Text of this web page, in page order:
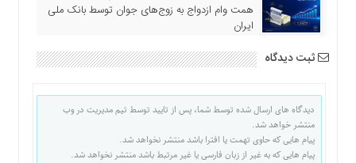
همت وام ازدواج به زوج‌های جوان توسط بانک ملی
ایران
ثبت دیدگاه
دیدگاه های ارسال شده توسط شما، پس از تایید توسط تیم مدیریت در وب
منتشر خواهد شد.
پیام هایی که حاوی تهمت یا افترا باشد منتشر نخواهد شد.
پیام هایی که به غیر از زبان فارسی یا غیر مرتبط باشد منتشر نخواهد شد.